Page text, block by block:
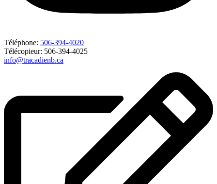
Téléphone: 506-394-4020
Télécopieur: 506-394-4025
info@tracadienb.ca